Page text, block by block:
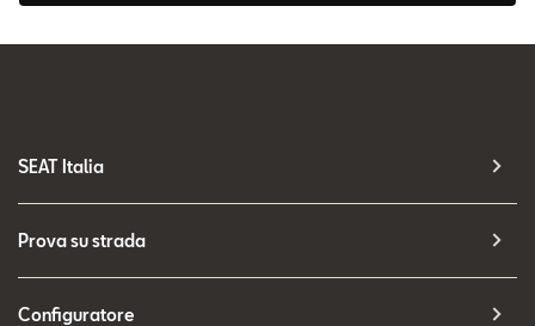
SEAT Italia
Prova su strada
Configuratore